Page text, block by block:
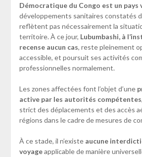
Démocratique du Congo est un pays
développements sanitaires constatés
reflètent pas nécessairement la
territoire. À ce jour, Lubumbashi, à
recense aucun cas, reste pleinement
accessible, et poursuit ses activités
professionnelles normalement.
Les zones affectées font l’objet d’une
active par les autorités compétentes
strict des déplacements et des accès
régions dans le cadre de mesures de
À ce stade, il n’existe aucune
voyageapplicable de manière